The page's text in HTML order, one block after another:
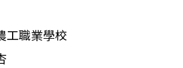
工職業學校